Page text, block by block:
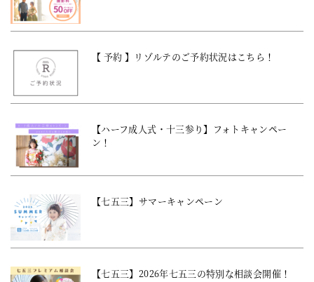
【 予約 】リゾルテのご予約状況はこちら！
【ハーフ成人式・十三参り】フォトキャンペー
ン！
【七五三】サマーキャンペーン
【七五三】2026年七五三の特別な相談会開催！